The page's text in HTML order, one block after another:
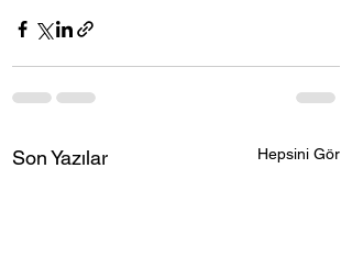
Son Yazılar Hepsini Gör